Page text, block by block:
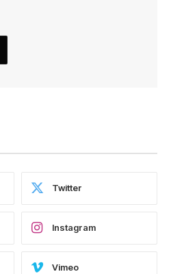
Twitter
Instagram
Vimeo